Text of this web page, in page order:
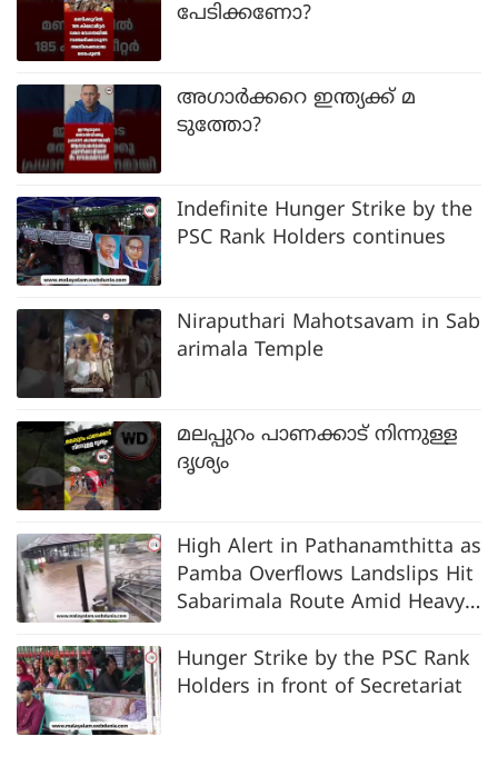
പേടിക്കണോ?
അഗാർക്കറെ ഇന്ത്യക്ക് മ
ടുത്തോ?
Indefinite Hunger Strike by the
PSC Rank Holders continues
Niraputhari Mahotsavam in Sab
arimala Temple
മലപ്പുറം പാണക്കാട് നിന്നുള്ള
ദൃശ്യം
High Alert in Pathanamthitta as
Pamba Overflows Landslips Hit
Sabarimala Route Amid Heavy
Hunger Strike by the PSC Rank
Holders in front of Secretariat